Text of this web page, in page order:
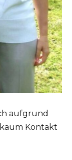
aufgrund
Kontakt